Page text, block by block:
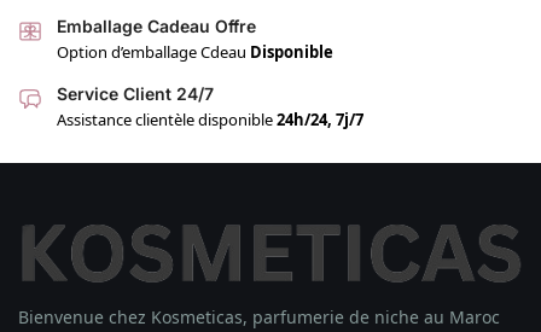
Emballage Cadeau Offre
Option d’emballage Cdeau Disponible
Service Client 24/7
Assistance clientèle disponible24h/24, 7j/7
Bienvenue chez Kosmeticas, parfumerie de niche au Maroc